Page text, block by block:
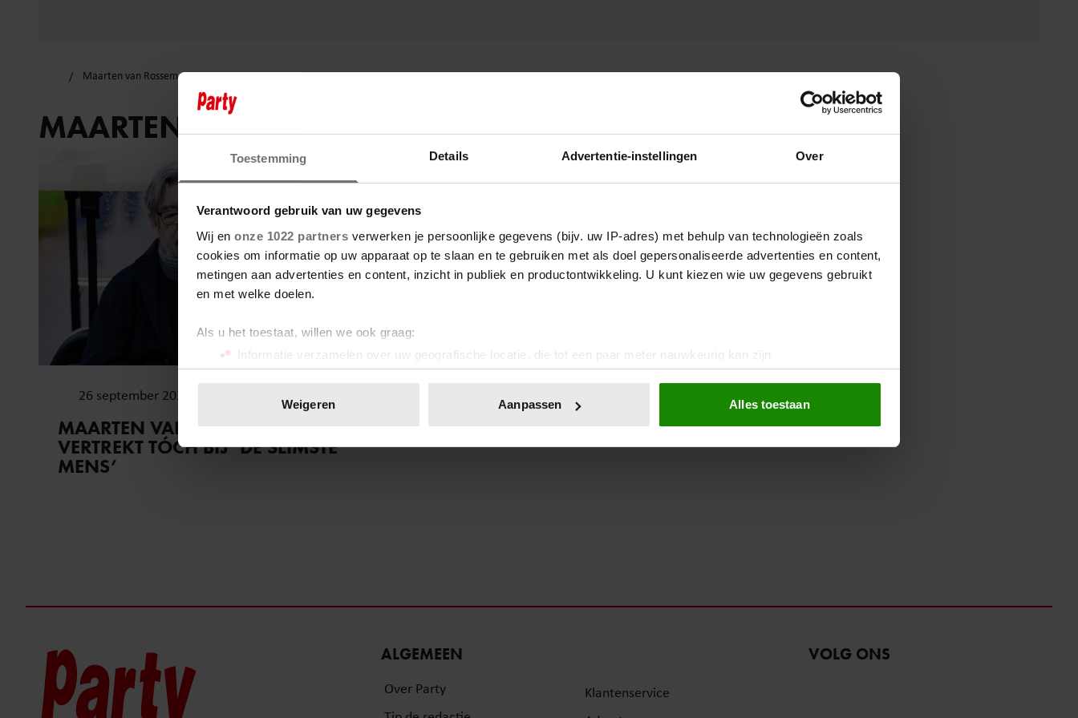
Toestemming Details Advertentie-instellingen Over
Verantwoord gebruik van uw gegevens
Wij en onze 1022 partners verwerken je persoonlijke gegevens (bijv. uw IP-adres) met behulp van technologieën zoals
cookies om informatie op uw apparaat op te slaan en te gebruiken met als doel gepersonaliseerde advertenties en content,
metingen aan advertenties en content, inzicht in publiek en productontwikkeling. U kunt kiezen wie uw gegevens gebruikt
en met welke doelen.
Als u het toestaat, willen we ook graag:
Informatie verzamelen over uw geografische locatie, die tot een paar meter nauwkeurig kan zijn
Uw apparaat identificeren door het actief te scannen op specifieke eigenschappen (fingerprinting)
toestemming op elk moment wijzigen of intrekken in de Cookieverklaring.
We gebruiken cookies om content en advertenties te personaliseren, om functies voor social media te bieden en om ons
Weigeren Aanpassen Alles toestaan
Maarten van Rossem stopt
MAARTEN VAN ROSSEM STOPT
26 september 2023
MAARTEN VAN ROSSEM
VERTREKT TÓCH BIJ ‘DE SLIMSTE
MENS’
ALGEMEEN
Over Party
Klantenservice
VOLG ONS